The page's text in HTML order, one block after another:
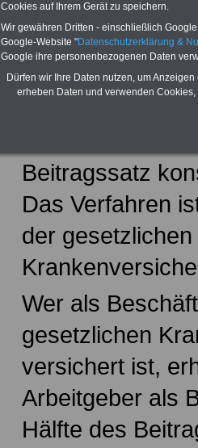
richtet sich
Dabei gelten die
Beitragssatz
Das Verfahren
der gesetzlichen
Wer als
gesetzlichen
versichert ist,
Arbeitgeber als
Hälfte des
Cookies auf Ihrem Gerät zu speichern.
Wir gewähren Dritten - einschließlich
Google-Website "Datenschutzerklärung &
Google ihre personenbezogenen Daten
Dürfen wir Ihre Daten nutzen, um
erheben Daten und verwenden